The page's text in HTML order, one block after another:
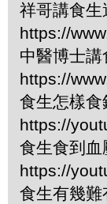
祥哥講食
https://
中醫博士
https://
食生怎樣
https://
食生食到
https://
食生有幾